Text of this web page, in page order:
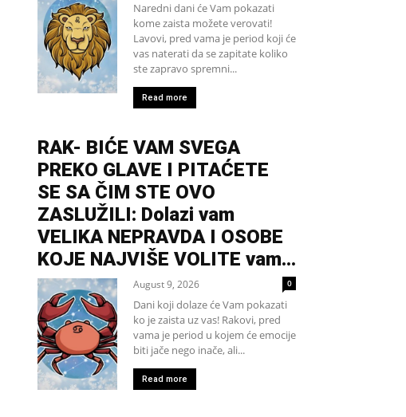
Naredni dani će Vam pokazati
kome zaista možete verovati!
Lavovi, pred vama je period koji će
vas naterati da se zapitate koliko
ste zapravo spremni...
Read more
RAK- BIĆE VAM SVEGA
PREKO GLAVE I PITAĆETE
SE SA ČIM STE OVO
ZASLUŽILI: Dolazi vam
VELIKA NEPRAVDA I OSOBE
KOJE NAJVIŠE VOLITE vam...
August 9, 2026 0
Dani koji dolaze će Vam pokazati
ko je zaista uz vas! Rakovi, pred
vama je period u kojem će emocije
biti jače nego inače, ali...
Read more